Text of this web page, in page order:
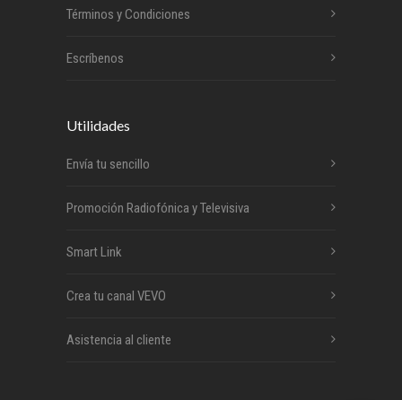
Términos y Condiciones
Escríbenos
Utilidades
Envía tu sencillo
Promoción Radiofónica y Televisiva
Smart Link
Crea tu canal VEVO
Asistencia al cliente